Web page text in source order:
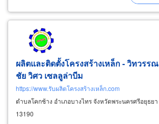
ผลิตและติดตั้งโครงสร้างเหล็ก - วิทวรรณ
ชัย วิศว เซลลูล่าบีม
https://www.รับผลิตโครงสร้างเหล็ก.com
ตำบลโคกช้าง อำเภอบางไทร จังหวัดพระนครศรีอยุธยา
13190